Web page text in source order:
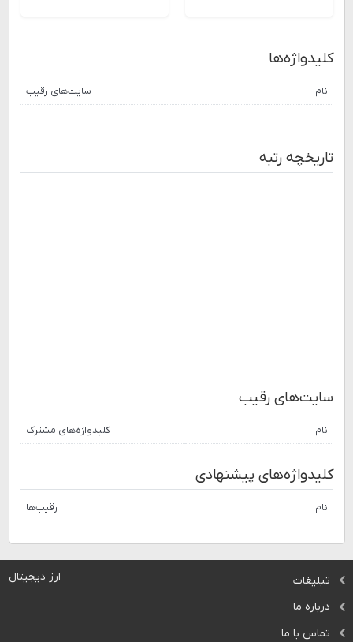
کلیدواژه‌ها
نام سایت‌های رقیب
تاریخچه رتبه
سایت‌های رقیب
نام کلیدواژه‌های مشترک
کلیدواژه‌های پیشنهادی
نام رقیب‌ها
ارز دیجیتال
تبلیغات
درباره ما
تماس با ما